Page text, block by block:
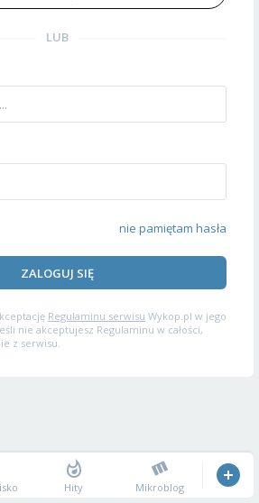
LUB
nie pamiętam hasła
ZALOGUJ SIĘ
Regulaminu serwisu Wykop.pl w jego
nie akceptujesz Regulaminu w całości,
z serwisu.
Hity Mikroblog